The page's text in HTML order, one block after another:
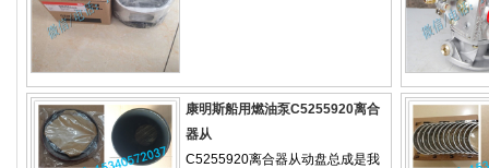
康明斯船用燃油泵C5255920离合
器从
C5255920离合器从动盘总成是我